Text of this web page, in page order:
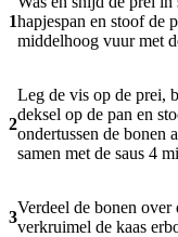
1hapjespan en stoof de
middelhoog vuur met
2
Leg de vis op de prei,
deksel op de pan en
ondertussen de bonen
samen met de saus 4
3
Verdeel de bonen over
verkruimel de kaas